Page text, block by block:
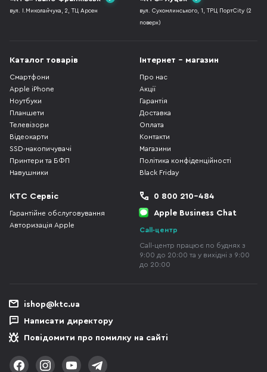
вул. І.Миколайчука, 2, ТЦ Арсен
вул. Сухомлинського, 1, ТРЦ ПортCity (2
поверх)
Каталог товарів
Смартфони
Apple iPhone
Ноутбуки
Планшети
Телевізори
Відеокарти
SSD-накопичувачі
Принтери та БФП
Навушники
Інтернет - магазин
Про нас
Акції
Гарантія
Доставка
Оплата
Контакти
Магазини
Політика конфіденційності
Black Friday
КТС Сервіс
Гарантійне обслуговування
Авторизація Apple
0 800 210-484
Apple Business Chat
Call-центр
Call-центр працює по буднях з
9:00 до 20:00 та у вихідні з 9:00
до 20:00
ishop@ktc.ua
Написати директору
Повідомити про помилку на сайті